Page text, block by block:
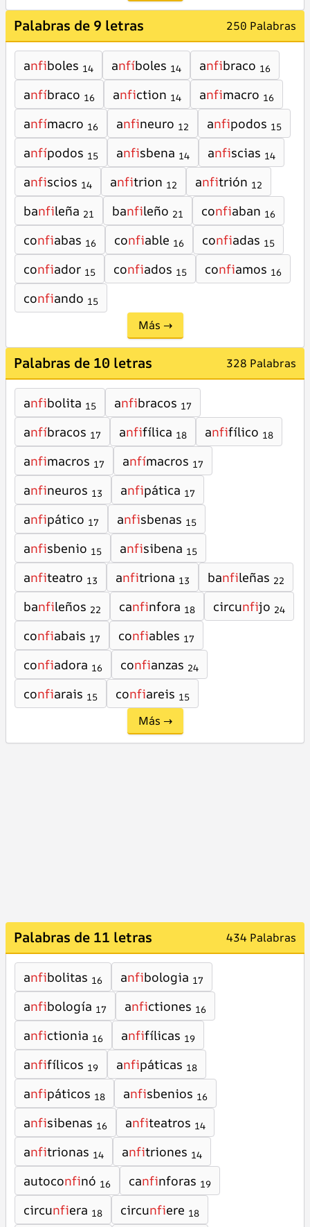
Palabras de 9 letras 250 Palabras
anfiboles 14 anfíboles 14 anfibraco 16
anfíbraco 16 anfiction 14 anfimacro 16
anfímacro 16 anfineuro 12 anfipodos 15
anfípodos 15 anfisbena 14 anfiscias 14
anfiscios 14 anfitrion 12 anfitrión 12
banfileña 21 banfileño 21 confiaban 16
confiabas 16 confiable 16 confiadas 15
confiador 15 confiados 15 confiamos 16
confiando 15
Más →
Palabras de 10 letras 328 Palabras
anfibolita 15 anfibracos 17
anfíbracos 17 anfifílica 18 anfifílico 18
anfimacros 17 anfímacros 17
anfineuros 13 anfipática 17
anfipático 17 anfisbenas 15
anfisbenio 15 anfisibena 15
anfiteatro 13 anfitriona 13 banfileñas 22
banfileños 22 canfinfora 18 circunfijo 24
confiabais 17 confiables 17
confiadora 16 confianzas 24
confiarais 15 confiareis 15
Más →
Palabras de 11 letras 434 Palabras
anfibolitas 16 anfibologia 17
anfibología 17 anfictiones 16
anfictionia 16 anfifílicas 19
anfifílicos 19 anfipáticas 18
anfipáticos 18 anfisbenios 16
anfisibenas 16 anfiteatros 14
anfitrionas 14 anfitriones 14
autoconfinó 16 canfinforas 19
circunfiera 18 circunfiere 18